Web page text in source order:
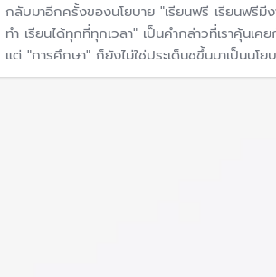
การเรียนรู้เทคโนโลยีดิจิทัลวงเงิน 80 ล้าน
ตร นายกฯ แถลงนโยบายต่อรัฐสภา โดยมีน
รับระดับชั้นประถมศึกษาปีที่ 1 ปีการศึกษา 2555
กลับมาอีกครั้งของนโยบาย "เรียนฟรี เรียนฟรีมี
ทำ เรียนได้ทุกที่ทุกเวลา" เป็นคำกล่าวที่เราคุ้นเค
แต่ "การศึกษา" ก็ยังไม่ใช่ประเด็นชูขึ้นมาเป็นนโย
หลักหรือเร่งด่วน ดังนั้น อนาคตของประเทศจะแ